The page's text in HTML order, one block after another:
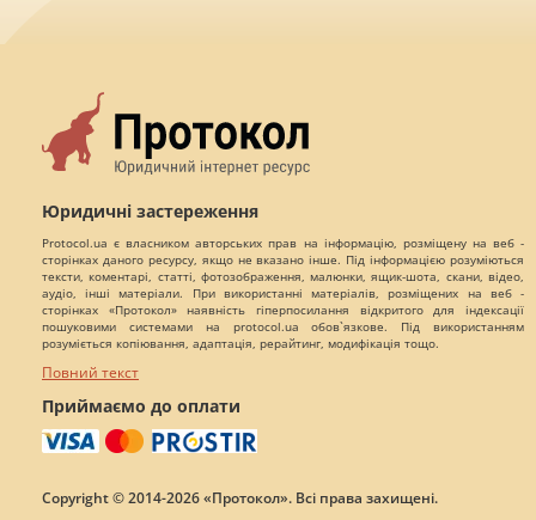
Юридичні застереження
Protocol.ua є власником авторських прав на інформацію, розміщену на веб -
сторінках даного ресурсу, якщо не вказано інше. Під інформацією розуміються
тексти, коментарі, статті, фотозображення, малюнки, ящик-шота, скани, відео,
аудіо, інші матеріали. При використанні матеріалів, розміщених на веб -
сторінках «Протокол» наявність гіперпосилання відкритого для індексації
пошуковими системами на protocol.ua обов`язкове. Під використанням
розуміється копіювання, адаптація, рерайтинг, модифікація тощо.
Повний текст
Приймаємо до оплати
Copyright © 2014-2026 «Протокол». Всі права захищені.